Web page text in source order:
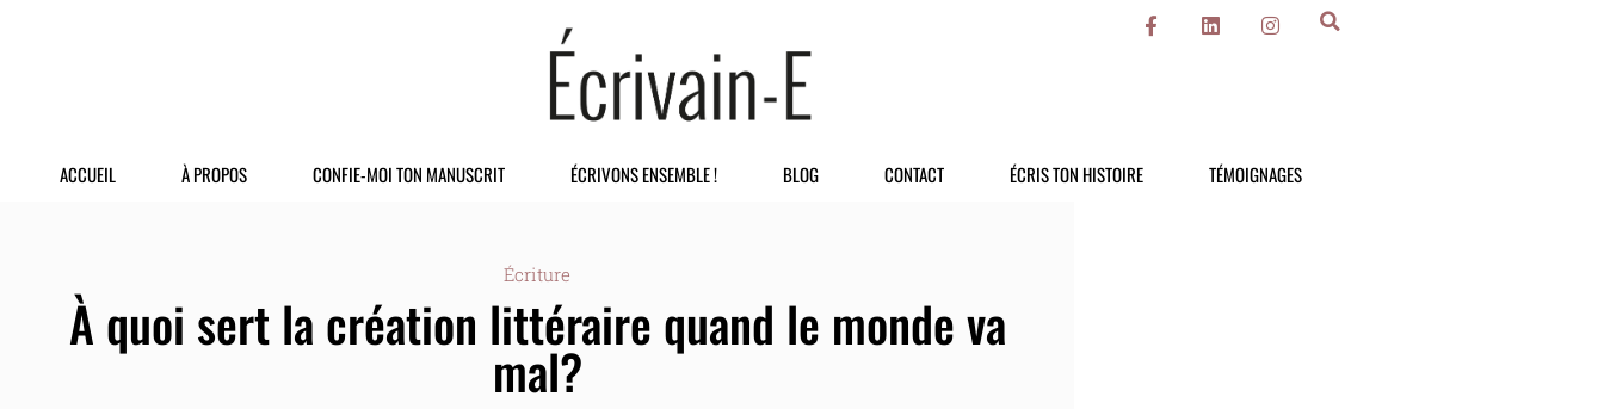
ACCUEIL À PROPOS CONFIE-MOI TON MANUSCRIT ÉCRIVONS ENSEMBLE ! BLOG CONTACT ÉCRIS TON HISTOIRE TÉMOIGNAGES
Écriture
À quoi sert la création littéraire quand le monde va
mal?